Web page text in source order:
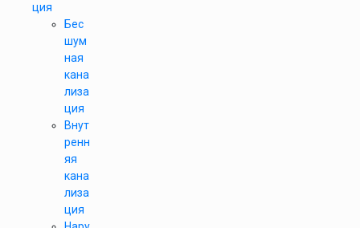
ция
Бес
шум
ная
кана
лиза
ция
Внут
ренн
яя
кана
лиза
ция